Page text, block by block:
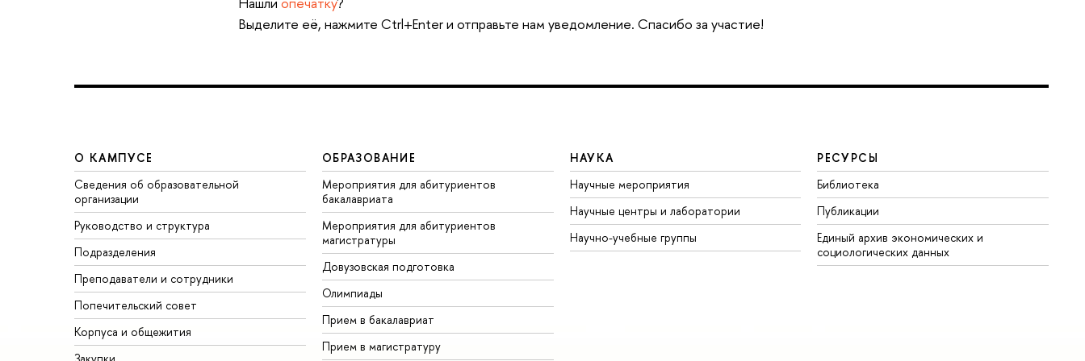
Выделите её, нажмите Ctrl+Enter и отправьте нам уведомление. Спасибо за участие!
О КАМПУСЕ
Сведения об образовательной
организации
Руководство и структура
Подразделения
Преподаватели и сотрудники
Попечительский совет
Корпуса и общежития
ОБРАЗОВАНИЕ
Мероприятия для абитуриентов
бакалавриата
Мероприятия для абитуриентов
магистратуры
Довузовская подготовка
Олимпиады
Прием в бакалавриат
Прием в магистратуру
НАУКА
Научные мероприятия
Научные центры и лаборатории
Научно-учебные группы
РЕСУРСЫ
Библиотека
Публикации
Единый архив экономических и
социологических данных